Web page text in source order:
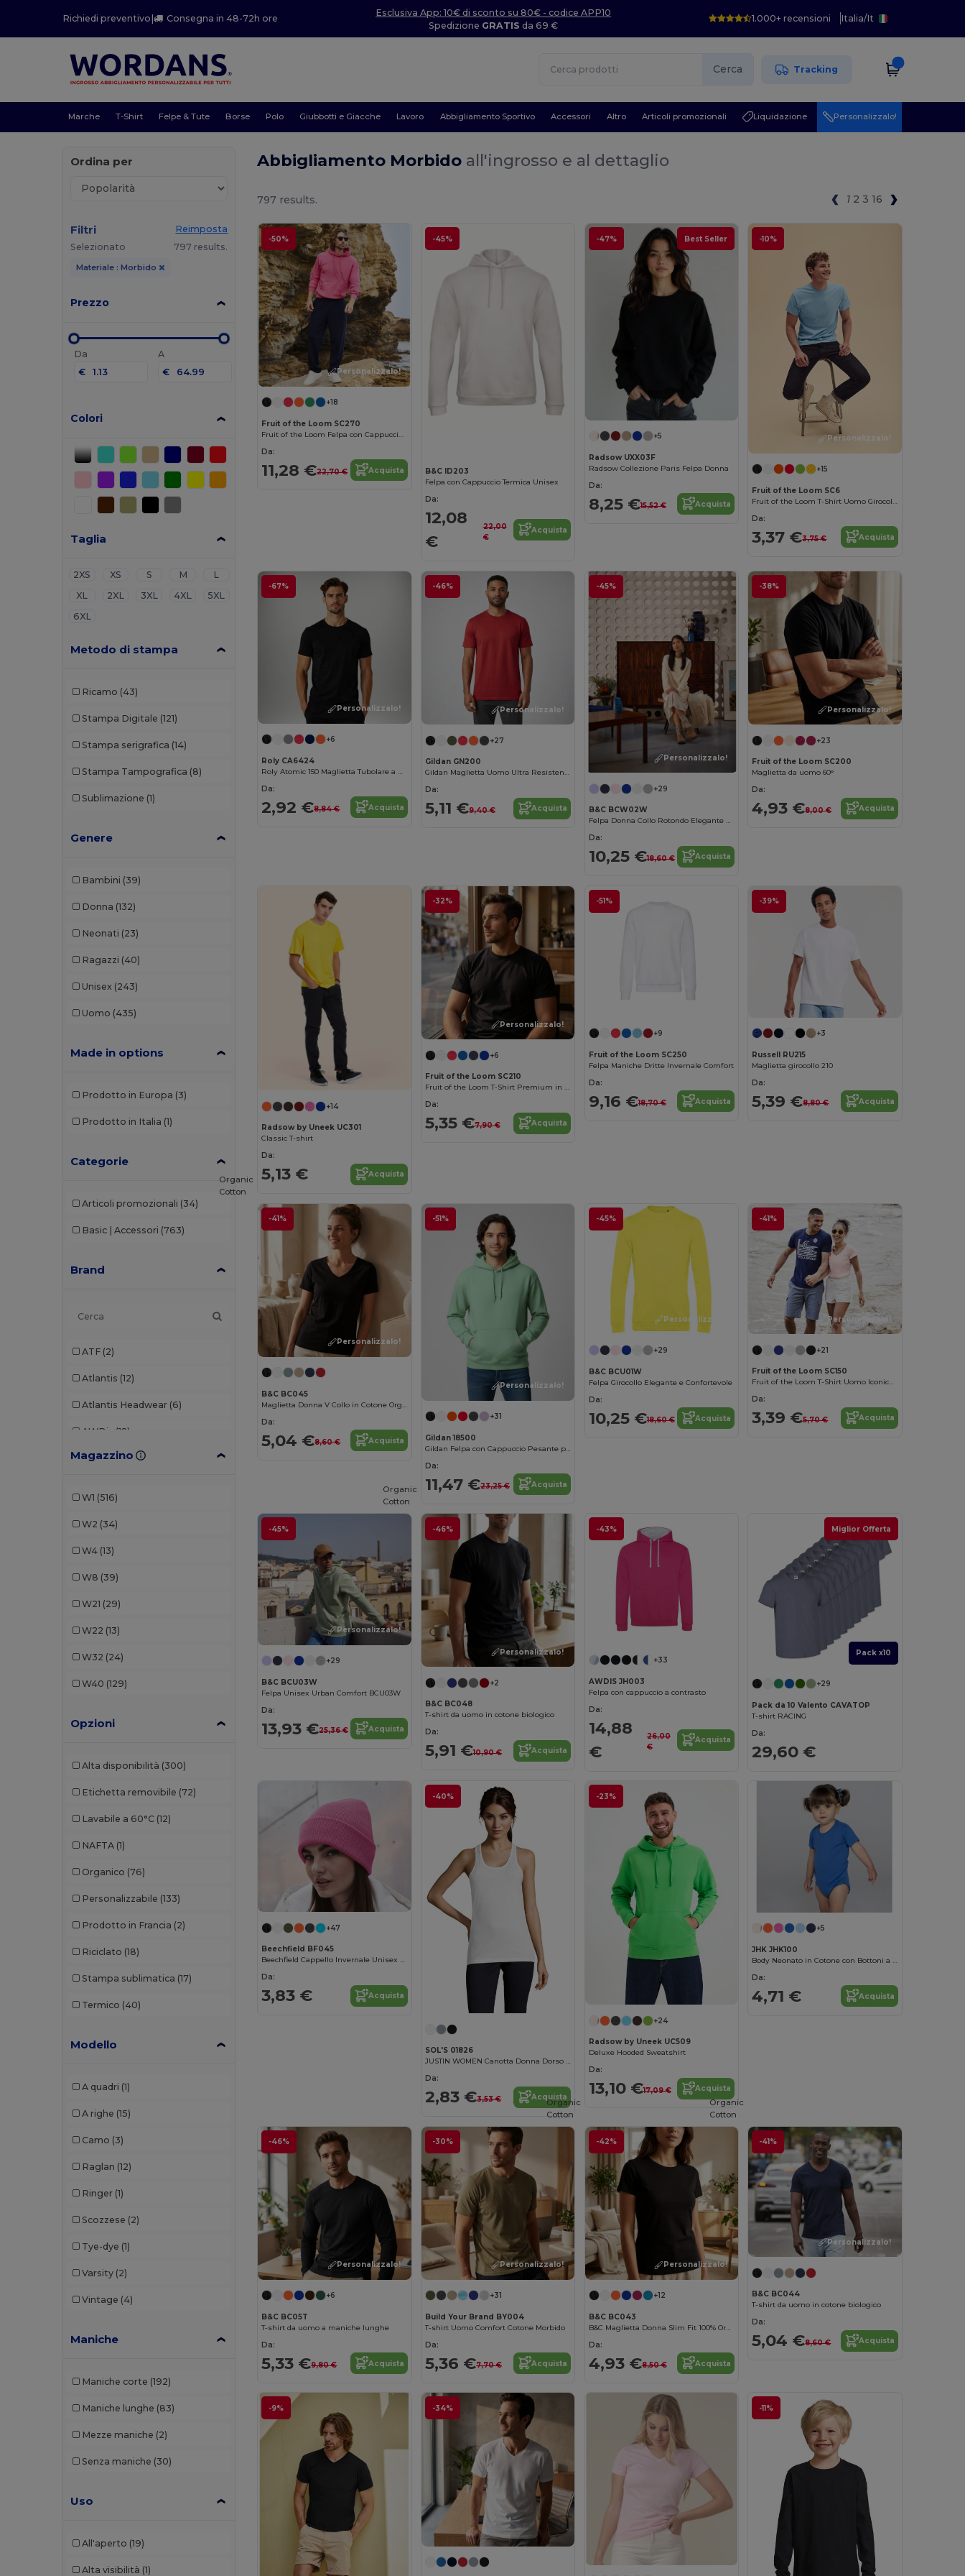
Richiedi preventivo | Consegna in 48-72h ore
Esclusiva App: 10€ di sconto su 80€ - codice APP10
Spedizione GRATIS da 69 €
1.000+ recensioni Italia/It
Cerca Tracking
Marche T-Shirt Felpe & Tute Borse Polo Giubbotti e Giacche Lavoro Abbigliamento Sportivo Accessori Altro Articoli promozionali Liquidazione Personalizzalo!
Ordina per
Filtri
Reimposta
Selezionato
797 results.
Materiale : Morbido
Prezzo
Da
€
A
€
Colori
Taglia
2XS XS S M
L
XL
2XL 3XL 4XL
5XL
6XL
Metodo di stampa
Ricamo (43)
Stampa Digitale (121)
Stampa serigrafica (14)
Stampa Tampografica (8)
Sublimazione (1)
Genere
Bambini (39)
Donna (132)
Neonati (23)
Ragazzi (40)
Unisex (243)
Uomo (435)
Made in options
Prodotto in Europa (3)
Prodotto in Italia (1)
Categorie
Articoli promozionali (34)
Basic | Accessori (763)
Brand
ATF (2)
Atlantis (12)
Atlantis Headwear (6)
AWDis (12)
AWDis Just Hoods
Elevate NXT
Just T's
Korntex (2)
Larkwood
(27)
Malfini Premium
Mantis (14)
(7)
Neoblu (1)
Neutral (10)
NewGen (1)
Pen Duick
Promodoro (2)
Radsow (1)
Radsow by Uneek (28)
Regatta (7)
Result Safe-Guard
Magazzino
W1 (516)
W2 (34)
W4 (13)
W8 (39)
W21 (29)
W22 (13)
W32 (24)
W40 (129)
Opzioni
Alta disponibilità (300)
Etichetta removibile (72)
Lavabile a 60°C (12)
NAFTA (1)
Organico (76)
Personalizzabile (133)
Prodotto in Francia (2)
Riciclato (18)
Stampa sublimatica (17)
Termico (40)
Modello
A quadri (1)
A righe (15)
Camo (3)
Raglan (12)
Ringer (1)
Scozzese (2)
Tye-dye (1)
Varsity (2)
Vintage (4)
Maniche
Maniche corte (192)
Maniche lunghe (83)
Mezze maniche (2)
Senza maniche (30)
Uso
All'aperto (19)
Alta visibilità (1)
Abbigliamento Morbido all'ingrosso e al dettaglio
797 results. 1 2 3 16
-50%
Personalizzalo!
+18
Fruit of the Loom SC270
Fruit of the Loom Felpa con Cappuccio Uomo cotone poliestere
Da:
11,28 €22,70 € Acquista
-45%
B&C ID203
Felpa con Cappuccio Termica Unisex
Da:
12,08
€
22,00
€
Acquista
-47% Best Seller
+5
Radsow UXX03F
Radsow Collezione Paris Felpa Donna
Da:
8,25 €15,52 € Acquista
-10%
Personalizzalo!
+15
Fruit of the Loom SC6
Fruit of the Loom T-Shirt Uomo Girocollo Fruit of the Loom SC6
Da:
3,37 €3,75 € Acquista
-67%
Personalizzalo!
+6
Roly CA6424
Roly Atomic 150 Maglietta Tubolare a Maniche Corte in Cotone 150 GSM
Da:
2,92 €8,84 € Acquista
-46%
Personalizzalo!
+27
Gildan GN200
Gildan Maglietta Uomo Ultra Resistente in Cotone
Da:
5,11 €9,40 € Acquista
-45%
Personalizzalo!
+29
B&C BCW02W
Felpa Donna Collo Rotondo Elegante e Confortevole
Da:
10,25 €18,60 € Acquista
-38%
Personalizzalo!
+23
Fruit of the Loom SC200
Maglietta da uomo 60°
Da:
4,93 €8,00 € Acquista
+14
Radsow by Uneek UC301
Classic T-shirt
Da:
5,13 € Acquista
-32%
Personalizzalo!
+6
Fruit of the Loom SC210
Fruit of the Loom T-Shirt Premium in Cotone
Da:
5,35 €7,90 € Acquista
-51%
Personalizzalo!
+9
Fruit of the Loom SC250
Felpa Maniche Dritte Invernale Comfort
Da:
9,16 €18,70 € Acquista
-39%
+3
Russell RU215
Maglietta girocollo 210
Da:
5,39 €8,80 € Acquista
-41%
Organic
Cotton
Personalizzalo!
B&C BC045
Maglietta Donna V Collo in Cotone Organico
Da:
5,04 €8,60 € Acquista
-51%
Personalizzalo!
+31
Gildan 18500
Da:
11,47 €23,25 € Acquista
-45%
Personalizzalo!
+29
B&C BCU01W
Felpa Girocollo Elegante e Confortevole
Da:
10,25 €18,60 € Acquista
-41%
Personalizzalo!
+21
Fruit of the Loom SC150
Fruit of the Loom T-Shirt Uomo Iconica in Cotone Pettinato
Da:
3,39 €5,70 € Acquista
-45%
Personalizzalo!
+29
B&C BCU03W
Felpa Unisex Urban Comfort BCU03W
Da:
13,93 €25,36 € Acquista
-46%
Organic
Cotton
Personalizzalo!
+2
B&C BC048
T-shirt da uomo in cotone biologico
Da:
5,91 €10,90 € Acquista
-43%
+33
AWDIS JH003
Felpa con cappuccio a contrasto
Da:
14,88
€
26,00
€
Acquista
Miglior Offerta
Pack x10
+29
Pack da 10 Valento CAVATOP
T-shirt RACING
Da:
29,60 €
+47
Beechfield BF045
Beechfield Cappello Invernale Unisex con Risvolto Termico
Da:
3,83 € Acquista
-40%
SOL'S 01826
JUSTIN WOMEN Canotta Donna Dorso Nuoto
Da:
2,83 €3,53 € Acquista
-23%
+24
Radsow by Uneek UC509
Deluxe Hooded Sweatshirt
Da:
13,10 €17,09 € Acquista
+5
JHK JHK100
Body Neonato in Cotone con Bottoni a Pressione
Da:
4,71 € Acquista
-46%
Personalizzalo!
+6
B&C BC05T
T-shirt da uomo a maniche lunghe
Da:
5,33 €9,80 € Acquista
-30%
Personalizzalo!
+31
Build Your Brand BY004
T-shirt Uomo Comfort Cotone Morbido
Da:
5,36 €7,70 € Acquista
-42%
Organic
Cotton
Personalizzalo!
+12
B&C BC043
B&C Maglietta Donna Slim Fit 100% Organica
Da:
4,93 €8,50 € Acquista
-41%
Organic
Cotton
Personalizzalo!
B&C BC044
T-shirt da uomo in cotone biologico
Da:
5,04 €8,60 € Acquista
-9% -34% -11%